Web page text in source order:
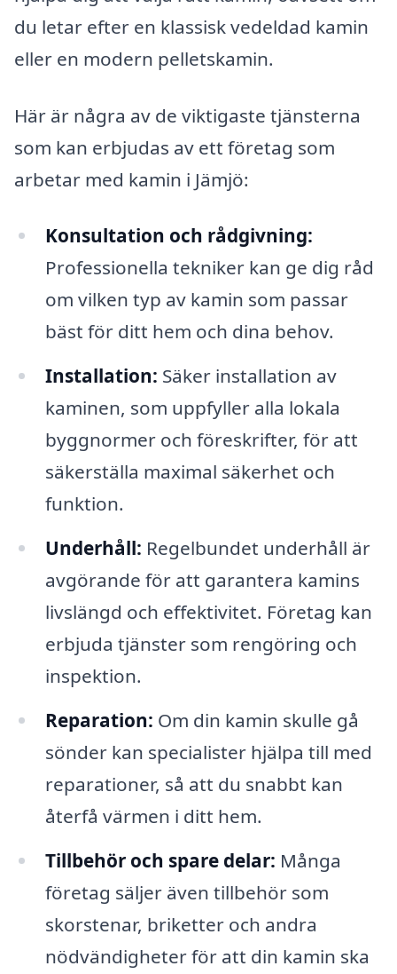
du letar efter en klassisk vedeldad kamin
eller en modern pelletskamin.
Här är några av de viktigaste tjänsterna
som kan erbjudas av ett företag som
arbetar med kamin i Jämjö:
Konsultation och rådgivning:
Professionella tekniker kan ge dig råd
om vilken typ av kamin som passar
bäst för ditt hem och dina behov.
Installation: Säker installation av
kaminen, som uppfyller alla lokala
byggnormer och föreskrifter, för att
säkerställa maximal säkerhet och
funktion.
Underhåll: Regelbundet underhåll är
avgörande för att garantera kamins
livslängd och effektivitet. Företag kan
erbjuda tjänster som rengöring och
inspektion.
Reparation: Om din kamin skulle gå
sönder kan specialister hjälpa till med
reparationer, så att du snabbt kan
återfå värmen i ditt hem.
Tillbehör och spare delar: Många
företag säljer även tillbehör som
skorstenar, briketter och andra
nödvändigheter för att din kamin ska